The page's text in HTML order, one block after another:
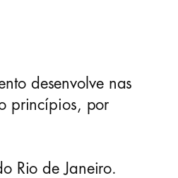
desenvolve nas
princípios, por
Rio de Janeiro.